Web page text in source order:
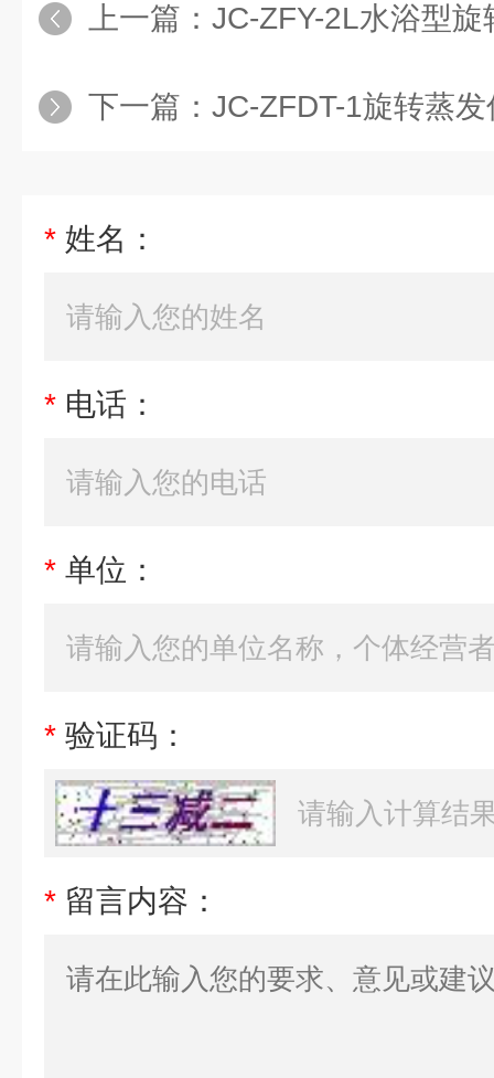
上一篇： JC-ZFY-2L水浴型旋
下一篇： JC-ZFDT-1旋转蒸发
* 姓名：
* 电话：
* 单位：
* 验证码：
* 留言内容：